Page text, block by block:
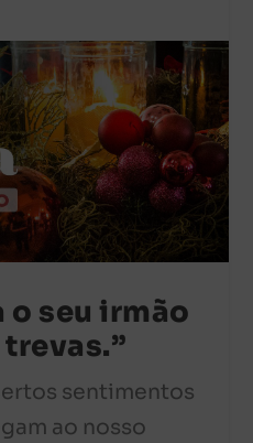
o seu irmão
sentimentos
ao nosso